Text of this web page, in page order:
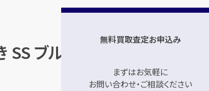
ブルー/ブラック」の買取
無料買取査定お申込み
まずはお気軽に
お問い合わせ・ご相談ください